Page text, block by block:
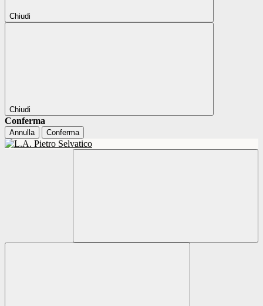
Chiudi
Chiudi
Conferma
Annulla Conferma